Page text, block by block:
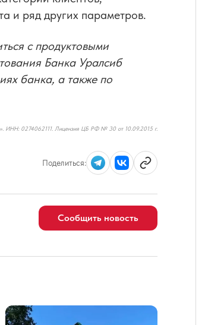
и ряд других параметров.
с продуктовыми
Банка Уралсиб
банка, а также по
0274062111. Лицензия ЦБ РФ № 30 от 10.09.2015 г.
Поделиться:
Сообщить новость